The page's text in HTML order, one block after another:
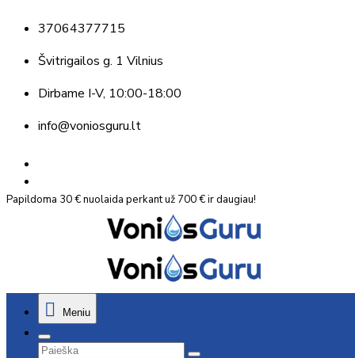
37064377715
Švitrigailos g. 1 Vilnius
Dirbame I-V, 10:00-18:00
info@voniosguru.lt
Papildoma 30 € nuolaida perkant už 700 € ir daugiau!
Meniu